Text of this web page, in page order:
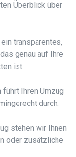
Überblick über
transparentes,
genau auf Ihre
ist.
führt Ihren Umzug
durch.
stehen wir Ihnen
oder zusätzliche